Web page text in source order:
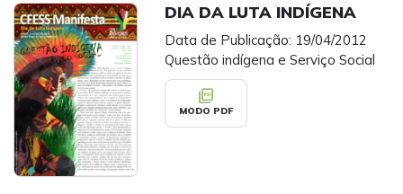
DIA DA LUTA INDÍGENA
Data de Publicação: 19/04/2012
Questão indígena e Serviço Social
picture_as_pdf
MODO PDF